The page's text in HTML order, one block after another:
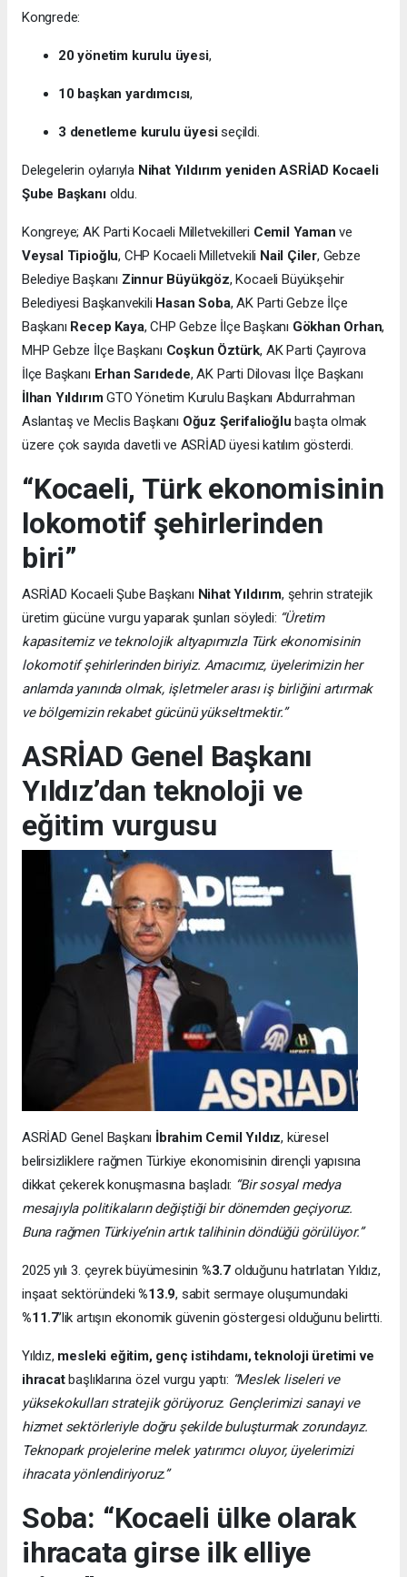
Kongrede:
20 yönetim kurulu üyesi,
10 başkan yardımcısı,
3 denetleme kurulu üyesiseçildi.
Delegelerin oylarıyla Nihat Yıldırım yeniden ASRİAD Kocaeli
Şube Başkanıoldu.
Kongreye; AK Parti Kocaeli Milletvekilleri Cemil Yaman ve
Veysal Tipioğlu, CHP Kocaeli Milletvekili Nail Çiler, Gebze
Belediye Başkanı Zinnur Büyükgöz, Kocaeli Büyükşehir
Belediyesi Başkanvekili Hasan Soba, AK Parti Gebze İlçe
Başkanı Recep Kaya, CHP Gebze İlçe Başkanı Gökhan Orhan,
MHP Gebze İlçe Başkanı Coşkun Öztürk, AK Parti Çayırova
İlçe Başkanı Erhan Sarıdede, AK Parti Dilovası İlçe Başkanı
İlhan YıldırımGTO Yönetim Kurulu Başkanı Abdurrahman
Aslantaş ve Meclis Başkanı Oğuz Şerifalioğlu başta olmak
üzere çok sayıda davetli ve ASRİAD üyesi katılım gösterdi.
“Kocaeli, Türk ekonomisinin
lokomotif şehirlerinden
biri”
ASRİAD Kocaeli Şube Başkanı Nihat Yıldırım, şehrin stratejik
üretim gücüne vurgu yaparak şunları söyledi: “Üretim
kapasitemiz ve teknolojik altyapımızla Türk ekonomisinin
lokomotif şehirlerinden biriyiz. Amacımız, üyelerimizin her
anlamda yanında olmak, işletmeler arası iş birliğini artırmak
ve bölgemizin rekabet gücünü yükseltmektir.”
ASRİAD Genel Başkanı
Yıldız’dan teknoloji ve
eğitim vurgusu
ASRİAD Genel Başkanı İbrahim Cemil Yıldız, küresel
belirsizliklere rağmen Türkiye ekonomisinin dirençli yapısına
dikkat çekerek konuşmasına başladı: “Bir sosyal medya
mesajıyla politikaların değiştiği bir dönemden geçiyoruz.
Buna rağmen Türkiye’nin artık talihinin döndüğü görülüyor.”
2025 yılı 3. çeyrek büyümesinin %3.7 olduğunu hatırlatan Yıldız,
inşaat sektöründeki%13.9, sabit sermaye oluşumundaki
%11.7’lik artışın ekonomik güvenin göstergesi olduğunu belirtti.
Yıldız, mesleki eğitim, genç istihdamı, teknoloji üretimi ve
ihracatbaşlıklarına özel vurgu yaptı: “Meslek liseleri ve
yüksekokulları stratejik görüyoruz. Gençlerimizi sanayi ve
hizmet sektörleriyle doğru şekilde buluşturmak zorundayız.
Teknopark projelerine melek yatırımcı oluyor, üyelerimizi
ihracata yönlendiriyoruz.”
Soba: “Kocaeli ülke olarak
ihracata girse ilk elliye